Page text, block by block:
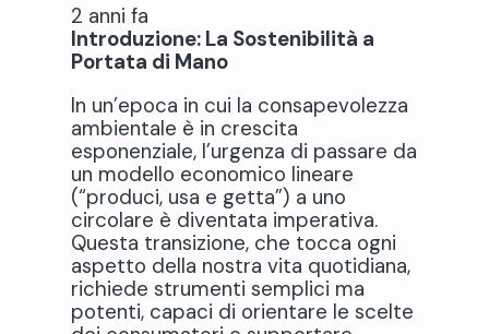
2 anni fa
Introduzione: La Sostenibilità a
Portata di Mano
In un’epoca in cui la consapevolezza
ambientale è in crescita
esponenziale, l’urgenza di passare da
un modello economico lineare
(“produci, usa e getta”) a uno
circolare è diventata imperativa.
Questa transizione, che tocca ogni
aspetto della nostra vita quotidiana,
richiede strumenti semplici ma
potenti, capaci di orientare le scelte